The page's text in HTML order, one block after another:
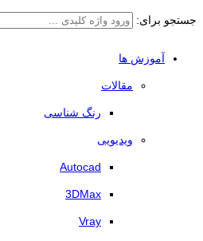
جستجو برای:
آموزش ها
مقالات
رنگ شناسی
ویدیویی
Autocad
3DMax
Vray